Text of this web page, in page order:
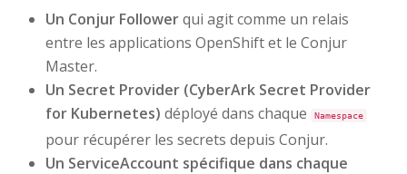
Un Conjur Followerqui agit comme un relais
entre les applications OpenShift et le Conjur
Master.
Un Secret Provider (CyberArk Secret Provider
for Kubernetes) déployé dans chaque Namespace
pour récupérer les secrets depuis Conjur.
Un ServiceAccount spécifique dans chaque